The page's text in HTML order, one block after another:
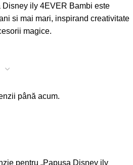
ily 4EVER Bambi este
si mai mari, inspirand creativitate
magice.
până acum.
pentru „Papusa Disney ily